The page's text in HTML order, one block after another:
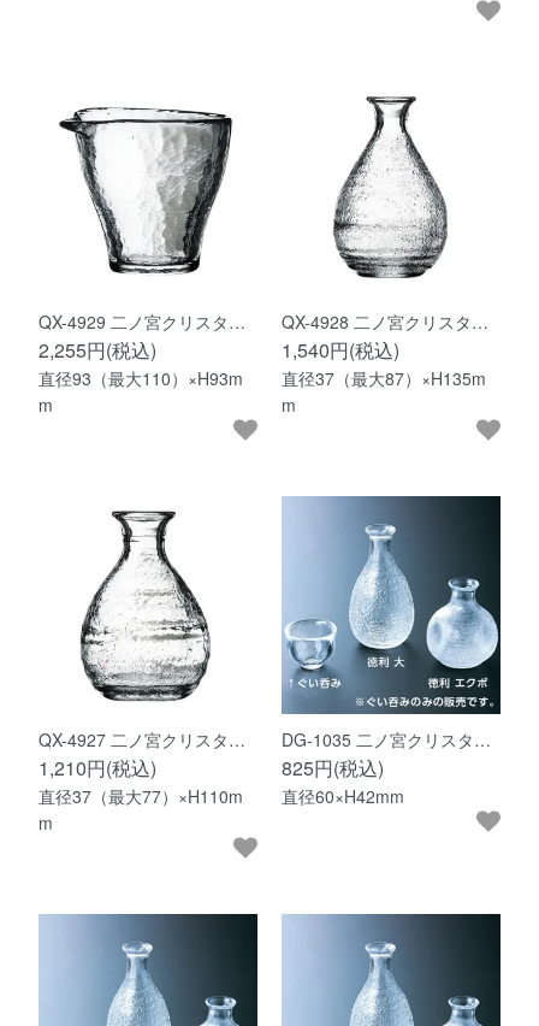
QX-4929 二ノ宮クリスタ…
2,255円(税込)
直径93（最大110）×H93m
m
QX-4928 二ノ宮クリスタ…
1,540円(税込)
直径37（最大87）×H135m
m
QX-4927 二ノ宮クリスタ…
1,210円(税込)
直径37（最大77）×H110m
m
DG-1035 二ノ宮クリスタ…
825円(税込)
直径60×H42mm